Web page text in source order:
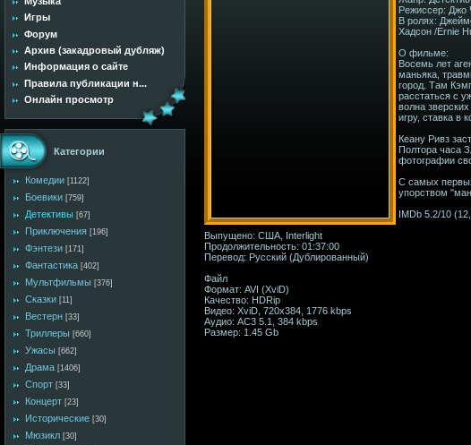
Игры
Форум
Архив (закадровый дубляж)
Информация о сайте
Правила публикации н...
Онлайн просмотр
Категории
Комедии [1122]
Боевики [759]
Детективы [67]
Приключения [196]
Фэнтези [171]
Фантастика [402]
Мультфильмы [376]
Сказки [11]
Вестерн [33]
Триллеры [660]
Ужасы [662]
Драма [1406]
Спорт [33]
Концерт [23]
Исторические [30]
Мюзикл [30]
Режисcер: Джо
В ролях:
Хадсон /Ernie
О фильме:
Восемь лет
маньяка,
город. Там
расстаться с
волна
игру, ставка в
Кеану Ривз
Полтора часа
фотографии
С самых
упорством
IMDb 5.2/10
Выпущено: США, Interlight
Продолжительность: 01:37:00
Перевод: Русский (Дублированный)
Файл
Формат: AVI (XviD)
Качество: HDRip
Видео: XviD, 720x384, 1776 kbps
Аудио: AC3 5.1, 384 kbps
Размер: 1.45 Gb